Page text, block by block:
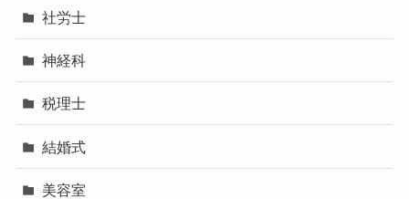
社労士
神経科
税理士
結婚式
美容室